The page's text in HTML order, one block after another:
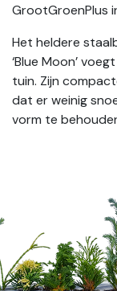
GrootGroenPlus
Het heldere
‘Blue Moon’
tuin. Zijn
dat er weinig
vorm te